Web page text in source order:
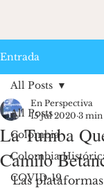
Entrada
All Posts
Colombia
Colombia
COVID-19
All Posts
La Tumba
Camilo
En Perspectiva
15 jul 2020 3 min
Las